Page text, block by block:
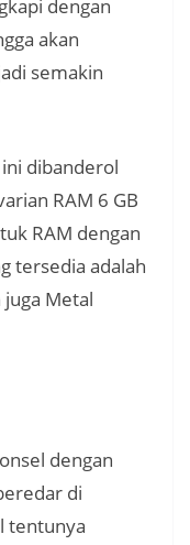
dengan
akan
semakin
dibanderol
RAM 6 GB
RAM dengan
tersedia adalah
juga Metal
dengan
di
tentunya